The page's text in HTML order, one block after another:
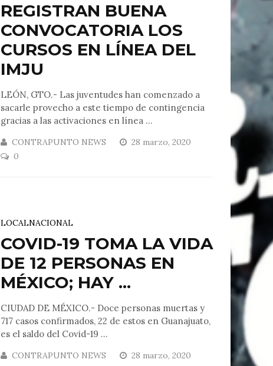
REGISTRAN BUENA
CONVOCATORIA LOS
CURSOS EN LÍNEA DEL
IMJU
LEÓN, GTO.- Las juventudes han comenzado a
sacarle provecho a este tiempo de contingencia
gracias a las activaciones en línea ...
CONTRAPUNTO NEWS
28 marzo, 2020
0
LOCALNACIONAL
COVID-19 TOMA LA VIDA
DE 12 PERSONAS EN
MÉXICO; HAY ...
CIUDAD DE MÉXICO.- Doce personas muertas y
717 casos confirmados, 22 de estos en Guanajuato,
es el saldo del Covid-19 ...
CONTRAPUNTO NEWS
28 marzo, 2020